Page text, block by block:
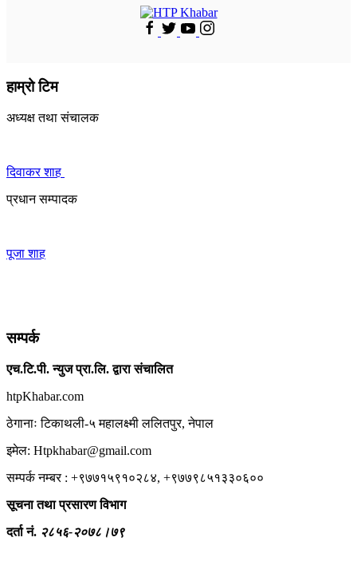
हाम्रो टिम
अध्यक्ष तथा संचालक
दिवाकर शाह
प्रधान सम्पादक
पूजा शाह
सम्पर्क
एच.टि.पी. न्युज प्रा.लि. द्वारा संचालित
htpKhabar.com
ठेगानाः टिकाथली-५ महालक्ष्मी ललितपुर, नेपाल
इमेल: Htpkhabar@gmail.com
सम्पर्क नम्बर : +९७७१५९१०२८४, +९७७९८५१३३०६००
सूचना तथा प्रसारण विभाग
दर्ता नं. २८५६-२०७८।७९